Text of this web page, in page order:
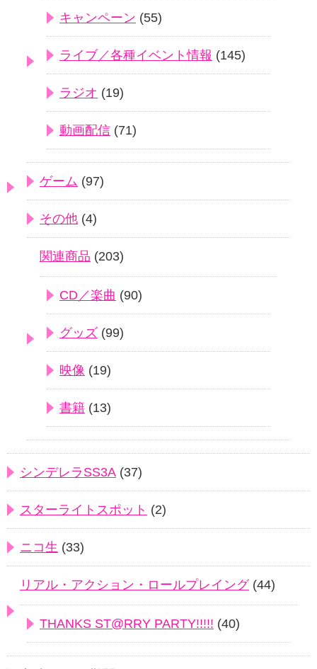
キャンペーン (55)
ライブ／各種イベント情報 (145)
ラジオ (19)
動画配信 (71)
ゲーム (97)
その他 (4)
関連商品 (203)
CD／楽曲 (90)
グッズ (99)
映像 (19)
書籍 (13)
シンデレラSS3A (37)
スターライトスポット (2)
ニコ生 (33)
リアル・アクション・ロールプレイング(44)
THANKS ST@RRY PARTY!!!!! (40)